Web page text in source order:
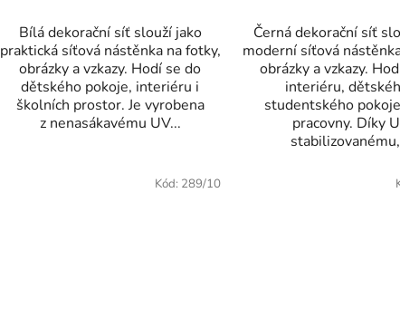
Bílá dekorační síť slouží jako
praktická síťová nástěnka na fotky,
obrázky a vzkazy. Hodí se do
dětského pokoje, interiéru i
školních prostor. Je vyrobena
z nenasákavému UV...
Černá dekorační síť
moderní síťová
obrázky a vzkazy.
interiéru,
studentského
pracovny. Díky
Kód: 289/10